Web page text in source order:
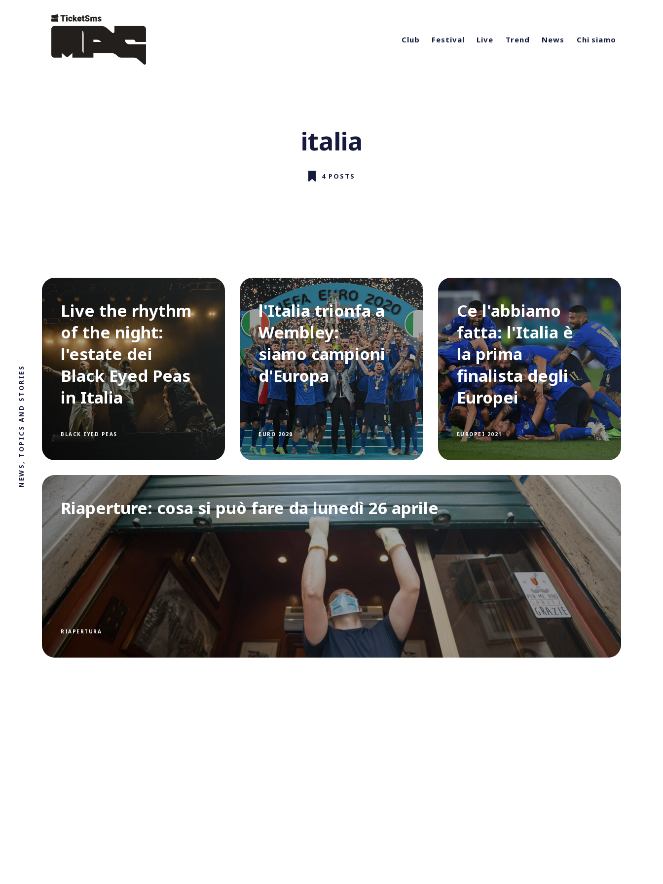
Club Festival Live Trend News Chi siamo
NEWS, TOPICS AND STORIES
italia
4 POSTS
Live the rhythm
of the night:
l'estate dei
Black Eyed Peas
in Italia
BLACK EYED PEAS
l'Italia trionfa a
Wembley:
siamo campioni
d'Europa
EURO 2020
Ce l'abbiamo
fatta: l'Italia è
la prima
finalista degli
Europei
EUROPEI 2021
Riaperture: cosa si può fare da lunedì 26 aprile
RIAPERTURA